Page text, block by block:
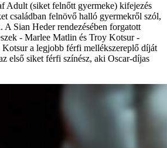
Adult (siket felnőtt gyermeke) kifejezés
családban felnövő halló gyermekről szól,
A Sian Heder rendezésében forgatott
- Marlee Matlin és Troy Kotsur -
a legjobb férfi mellékszereplő díját
első siket férfi színész, aki Oscar-díjas